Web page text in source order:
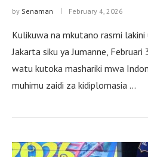
by Senaman February 4, 2026
Kulikuwa na mkutano rasmi
Jakarta siku ya Jumanne,
watu kutoka mashariki mwa
muhimu zaidi za kidiplomasia …